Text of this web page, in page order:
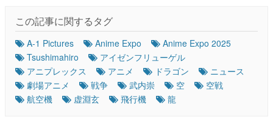
この記事に関するタグ
A-1 Pictures Anime Expo
Anime Expo 2025
Tsushimahiro
アイゼンフリューゲル
アニプレックス
アニメ ドラゴン
ニュース
劇場アニメ
戦争 武内崇 空
空戦
航空機
虚淵玄 飛行機 龍